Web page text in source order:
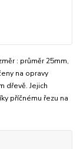
: průměr 25mm,
na opravy
dřevě. Jejich
příčnému řezu na